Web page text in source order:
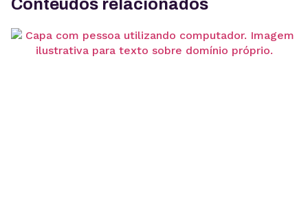
Conteúdos relacionados